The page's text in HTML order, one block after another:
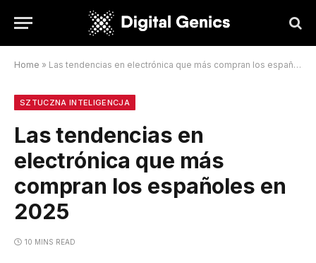
Home » Las tendencias en electrónica que más compran los españoles en 2025
SZTUCZNA INTELIGENCJA
Las tendencias en
electrónica que más
compran los españoles en
2025
10 MINS READ